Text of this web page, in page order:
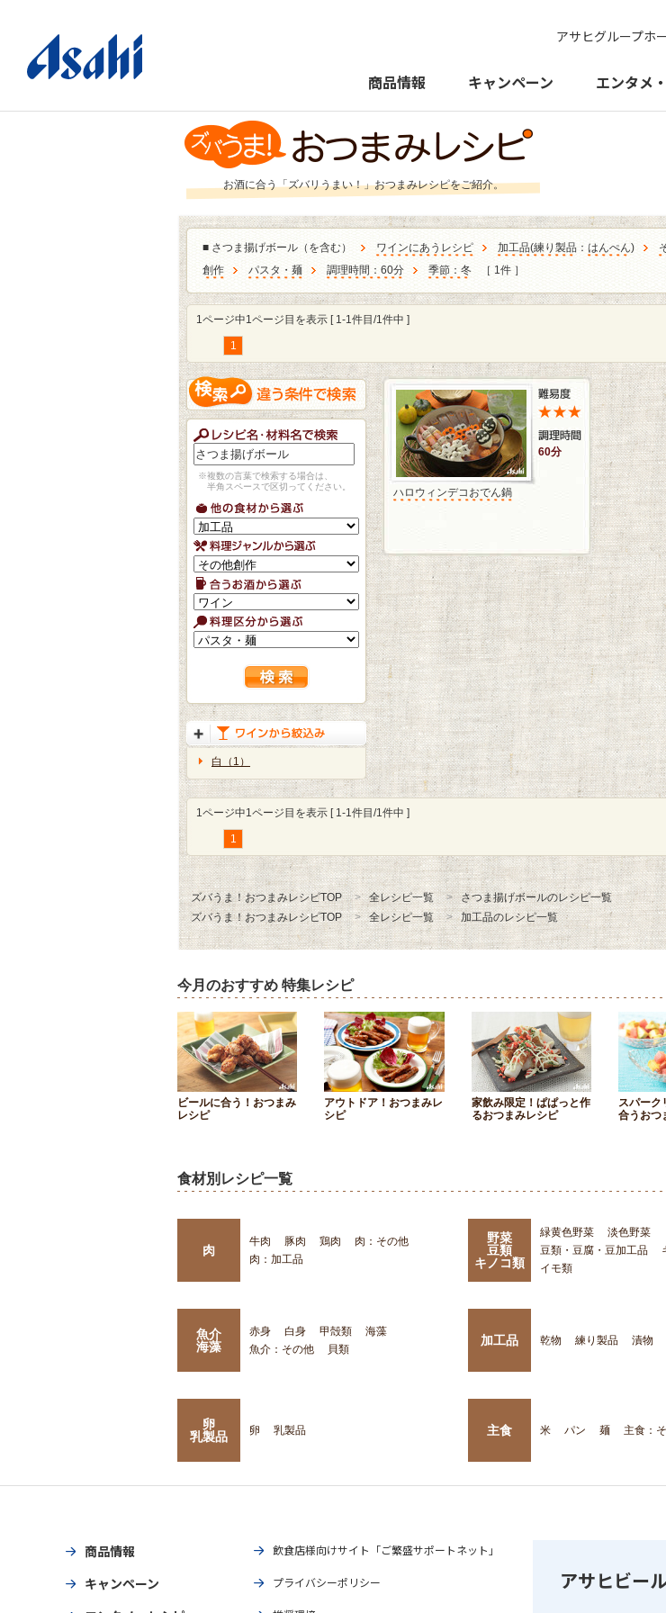
アサヒグループホ
商品情報 キャンペーン エンタメ
お酒に合う「ズバリうまい！」おつまみレシピをご紹介。
■ さつま揚げボール（を含む） ワインにあうレシピ 加工品(練り製品 ： はんぺん)
創作
パスタ・麺 調理時間：60分 季節：冬 ［ 1件 ］
1ページ中1ページ目を表示 [ 1-1件目/1件中 ]
1
※複数の言葉で検索する場合は、
半角スペースで区切ってください。
白（1）
60分
ハロウィンデコおでん鍋
1ページ中1ページ目を表示 [ 1-1件目/1件中 ]
1
ズバうま！おつまみレシピTOP 全レシピ一覧
さつま揚げボールのレシピ一覧
ズバうま！おつまみレシピTOP
全レシピ一覧 加工品のレシピ一覧
今月のおすすめ 特集レシピ
ビールに合う！おつまみ
レシピ
アウトドア！おつまみレ
シピ
家飲み限定！ぱぱっと作
るおつまみレシピ
スパーク
合うおつ
食材別レシピ一覧
肉
牛肉 豚肉 鶏肉
肉：その他
肉：加工品
野菜
豆類
キノコ類
緑黄色野菜
淡色野菜
豆類・豆腐・豆加工品
イモ類
魚介
海藻
赤身 白身 甲殻類
海藻
魚介：その他
貝類
加工品 乾物 練り製品 漬物
卵
乳製品
卵 乳製品 主食 米 パン 麺 主食：
商品情報
キャンペーン
飲食店様向けサイト「ご繁盛サポートネット」
プライバシーポリシー アサヒビー